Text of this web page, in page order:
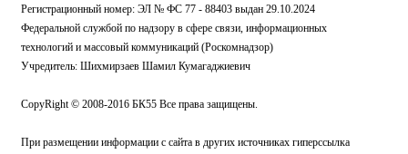
Регистрационный номер: ЭЛ № ФС 77 - 88403 выдан 29.10.2024
Федеральной службой по надзору в сфере связи, информационных
технологий и массовый коммуникаций (Роскомнадзор)
Учредитель: Шихмирзаев Шамил Кумагаджиевич
CopyRight © 2008-2016 БК55 Все права защищены.
При размещении информации с сайта в других источниках гиперссылка